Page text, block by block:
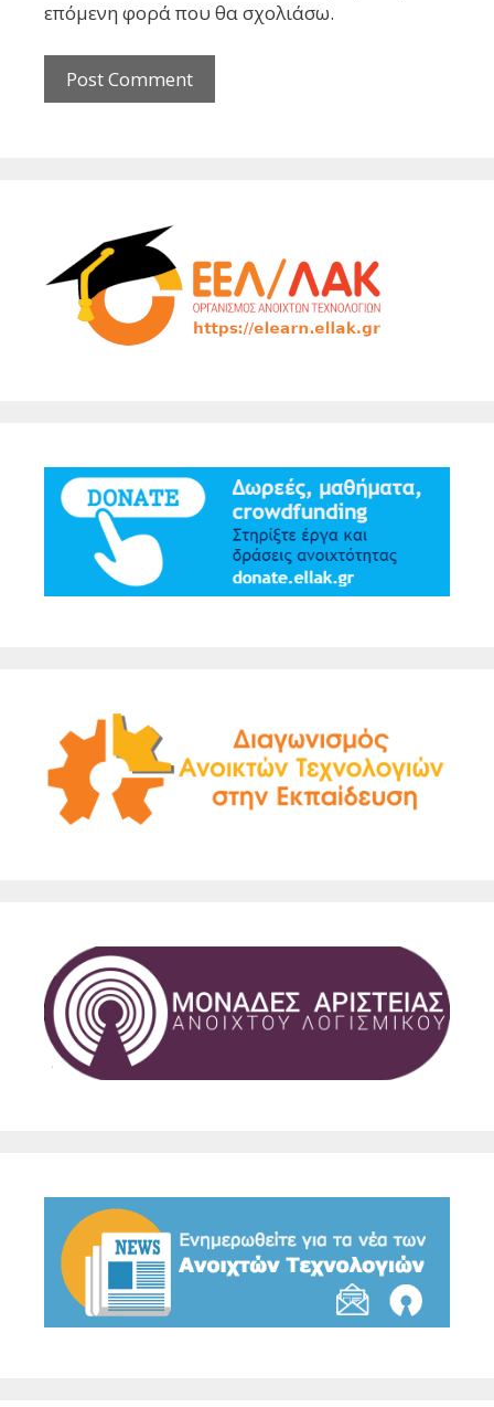
επόμενη φορά που θα σχολιάσω.